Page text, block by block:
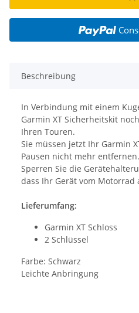
Beschreibung
In Verbindung mit einem
Garmin XT Sicherheitskit
Ihren Touren.
Sie müssen jetzt Ihr Garmin
Pausen nicht mehr entfernen.
Sperren Sie die
dass Ihr Gerät vom
Lieferumfang:
Garmin XT Schloss
2 Schlüssel
Farbe: Schwarz
Leichte Anbringung